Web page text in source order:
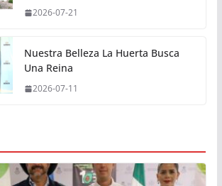
2026-07-21
Nuestra Belleza La Huerta Busca
Una Reina
2026-07-11